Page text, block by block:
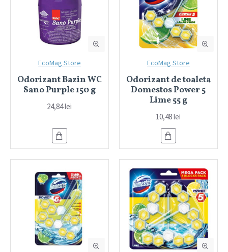
EcoMag Store
Odorizant Bazin WC
Sano Purple 150 g
24,84 lei
EcoMag Store
Odorizant de toaleta
Domestos Power 5
Lime 55 g
10,48 lei